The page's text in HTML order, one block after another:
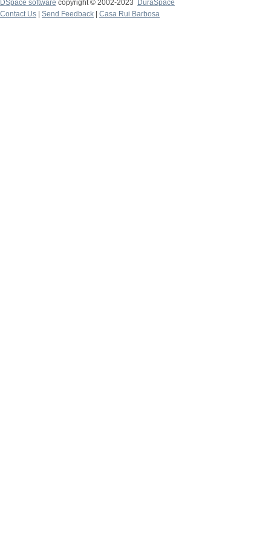
DSpace software copyright © 2002-2023
DuraSpace
Contact Us
Send Feedback Casa Rui Barbosa